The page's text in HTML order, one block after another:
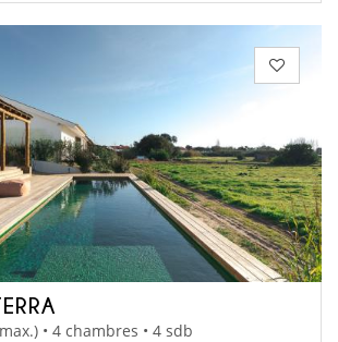
• 4 chambres • 4 sdb